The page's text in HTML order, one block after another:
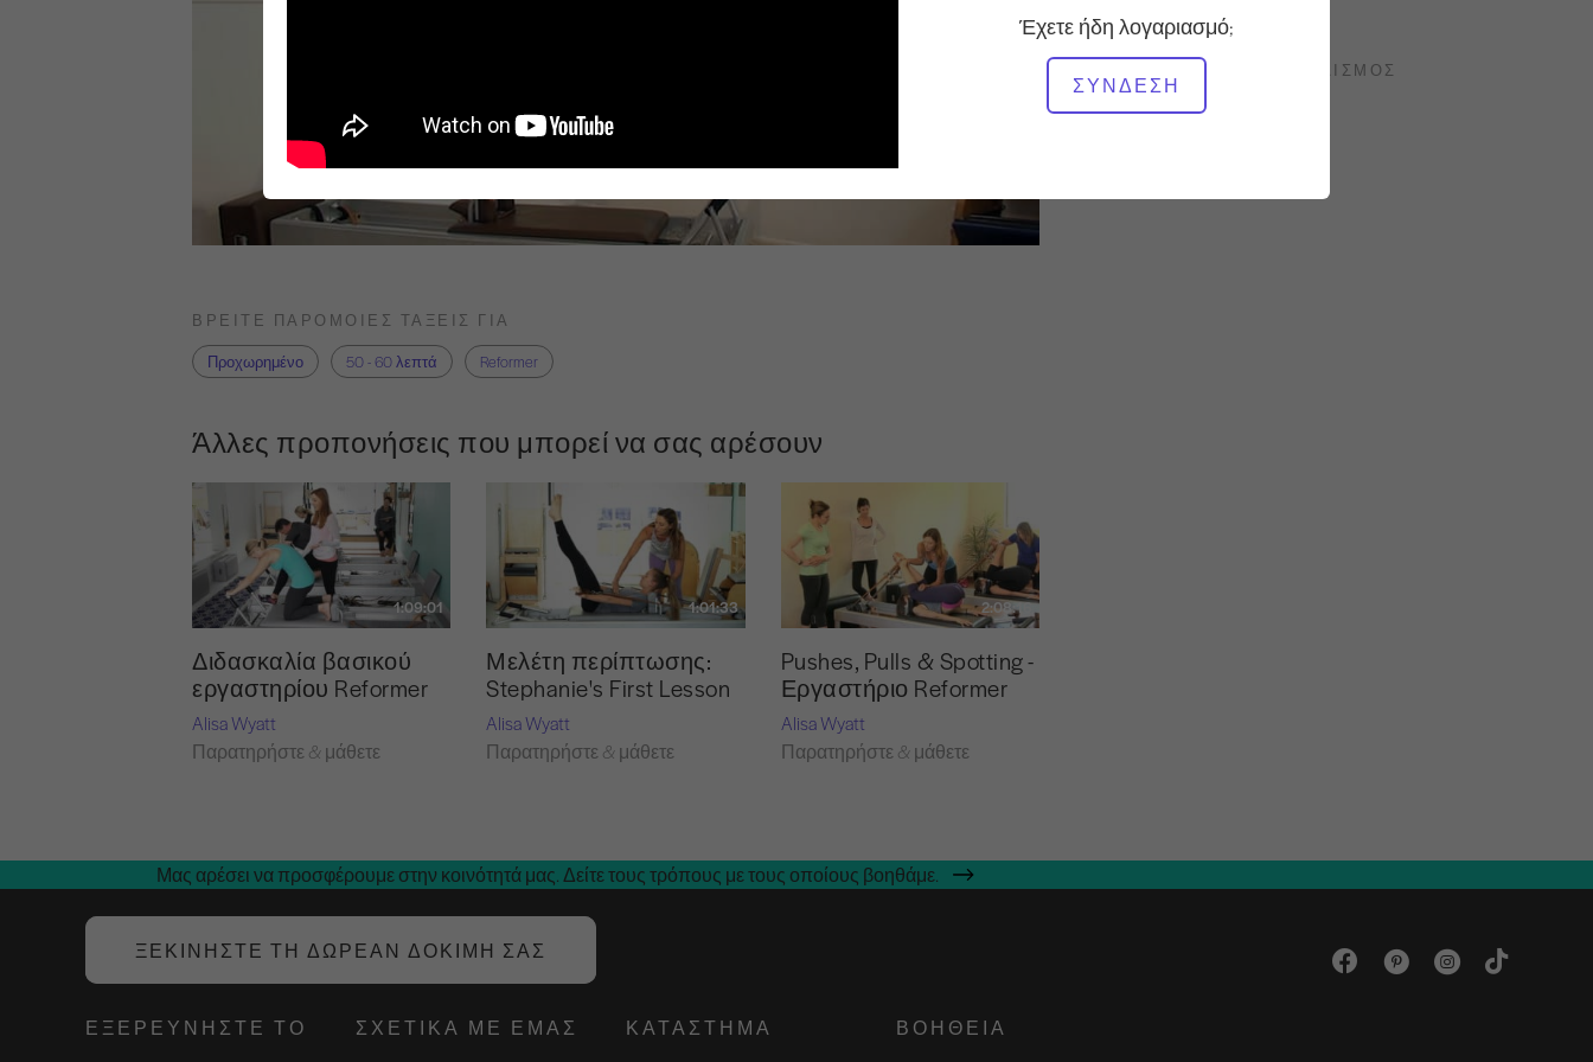
Έχετε ήδη λογαριασμό;
ΣΎΝΔΕΣΗ
ΑΠΑΙΤΟΎΜΕΝΟΣ ΕΞΟΠΛΙΣΜΌΣ
Reformer
ΒΡΕΊΤΕ ΠΑΡΌΜΟΙΕΣ ΤΆΞΕΙΣ ΓΙΑ
Προχωρημένο
50 - 60 λεπτά Reformer
Άλλες προπονήσεις που μπορεί να σας αρέσουν
1:09:01
Διδασκαλία βασικού
εργαστηρίου Reformer
Alisa Wyatt
Παρατηρήστε & μάθετε
1:01:33
Μελέτη περίπτωσης:
Stephanie's First Lesson
Alisa Wyatt
Παρατηρήστε & μάθετε
2:08:16
Pushes, Pulls & Spotting -
Εργαστήριο Reformer
Alisa Wyatt
Παρατηρήστε & μάθετε
Μας αρέσει να προσφέρουμε στην κοινότητά μας. Δείτε τους τρόπους με τους οποίους βοηθάμε.
ΞΕΚΙΝΉΣΤΕ ΤΗ ΔΩΡΕΆΝ ΔΟΚΙΜΉ ΣΑΣ
ΕΞΕΡΕΥΝΉΣΤΕ ΤΟ ΣΧΕΤΙΚΆ ΜΕ ΕΜΆΣ ΚΑΤΆΣΤΗΜΑ ΒΟΉΘΕΙΑ